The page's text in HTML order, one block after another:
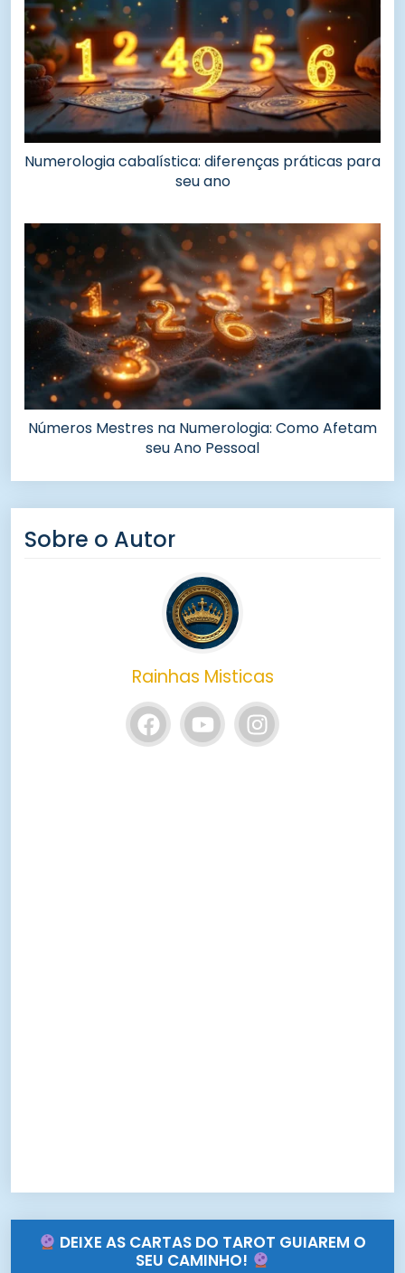
Numerologia cabalística: diferenças práticas para
seu ano
Números Mestres na Numerologia: Como Afetam
seu Ano Pessoal
Sobre o Autor
Rainhas Misticas
DEIXE AS CARTAS DO TAROT GUIAREM O
SEU CAMINHO!